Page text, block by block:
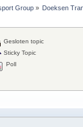
Group» Doeksen
Gesloten topic
Sticky Topic
Poll